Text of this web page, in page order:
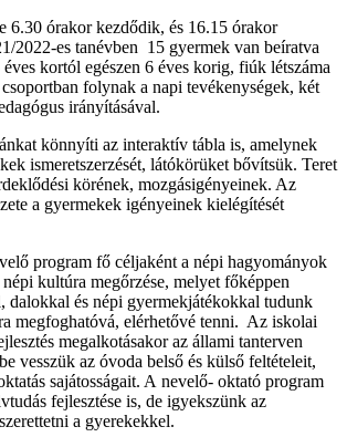
6.30 órakor kezdődik, és 16.15 órakor
2022-es tanévben 15 gyermek van beíratva
kortól egészen 6 éves korig, fiúk létszáma
folynak a napi tevékenységek, két
irányításával.
könnyíti az interaktív tábla is, amelynek
ismeretszerzését, látókörüket bővítsük. Teret
körének, mozgásigényeinek. Az
a gyermekek igényeinek kielégítését
program fő céljaként a népi hagyományok
kultúra megőrzése, melyet főképpen
dalokkal és népi gyermekjátékokkal tudunk
megfoghatóvá, elérhetővé tenni. Az iskolai
megalkotásakor az állami tanterven
vesszük az óvoda belső és külső feltételeit,
sajátosságait. A nevelő- oktató program
fejlesztése is, de igyekszünk az
a gyerekekkel.